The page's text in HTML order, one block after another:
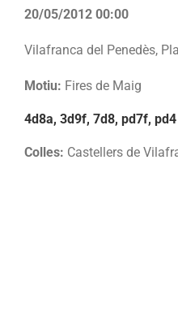
20/05/2012 00:00
Vilafranca del Penedès,
Motiu: Fires de Maig
4d8a, 3d9f, 7d8, pd7f, pd4
Colles: Castellers de